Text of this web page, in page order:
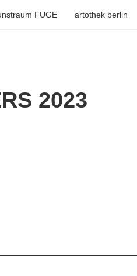
FUGE artothek berlin
2023